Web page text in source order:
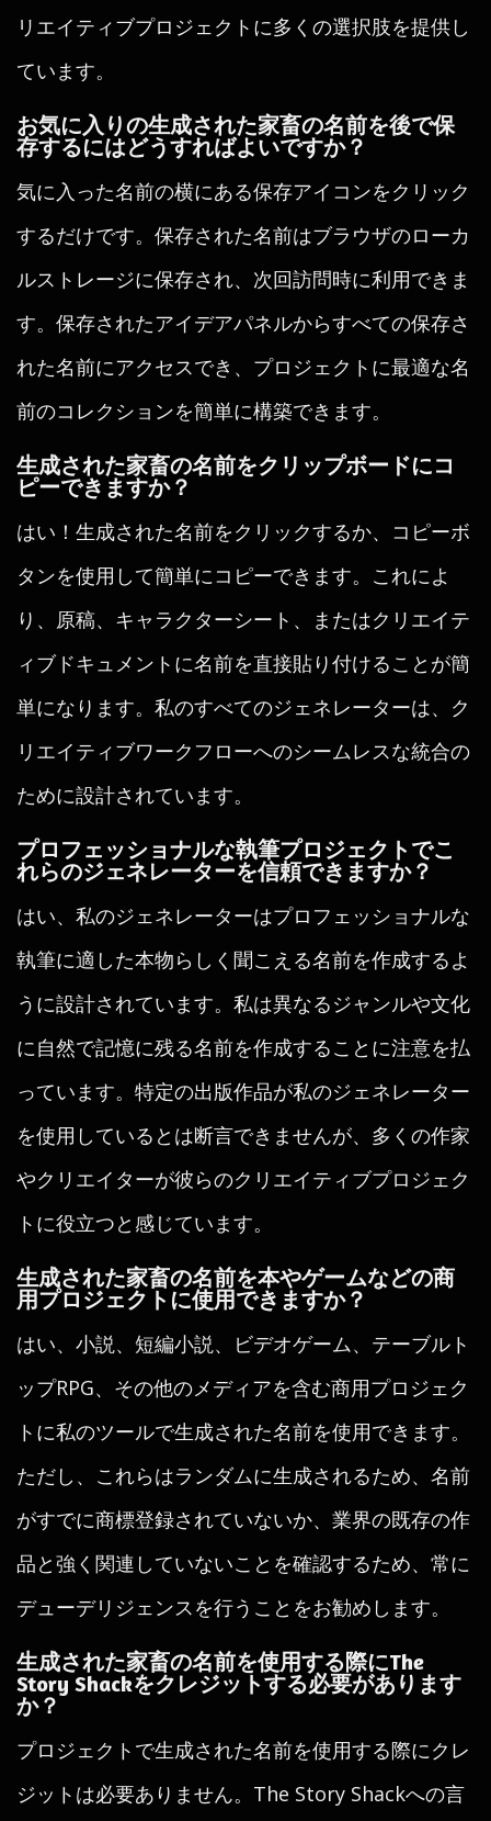
リエイティブプロジェクトに多くの選択肢を提供し
ています。
お気に入りの生成された家畜の名前を後で保
存するにはどうすればよいですか？
気に入った名前の横にある保存アイコンをクリック
するだけです。保存された名前はブラウザのローカ
ルストレージに保存され、次回訪問時に利用できま
す。保存されたアイデアパネルからすべての保存さ
れた名前にアクセスでき、プロジェクトに最適な名
前のコレクションを簡単に構築できます。
生成された家畜の名前をクリップボードにコ
ピーできますか？
はい！生成された名前をクリックするか、コピーボ
タンを使用して簡単にコピーできます。これによ
り、原稿、キャラクターシート、またはクリエイテ
ィブドキュメントに名前を直接貼り付けることが簡
単になります。私のすべてのジェネレーターは、ク
リエイティブワークフローへのシームレスな統合の
ために設計されています。
プロフェッショナルな執筆プロジェクトでこ
れらのジェネレーターを信頼できますか？
はい、私のジェネレーターはプロフェッショナルな
執筆に適した本物らしく聞こえる名前を作成するよ
うに設計されています。私は異なるジャンルや文化
に自然で記憶に残る名前を作成することに注意を払
っています。特定の出版作品が私のジェネレーター
を使用しているとは断言できませんが、多くの作家
やクリエイターが彼らのクリエイティブプロジェク
トに役立つと感じています。
生成された家畜の名前を本やゲームなどの商
用プロジェクトに使用できますか？
はい、小説、短編小説、ビデオゲーム、テーブルト
ップRPG、その他のメディアを含む商用プロジェク
トに私のツールで生成された名前を使用できます。
ただし、これらはランダムに生成されるため、名前
がすでに商標登録されていないか、業界の既存の作
品と強く関連していないことを確認するため、常に
デューデリジェンスを行うことをお勧めします。
生成された家畜の名前を使用する際にThe
Story Shackをクレジットする必要があります
か？
プロジェクトで生成された名前を使用する際にクレ
ジットは必要ありません。The Story Shackへの言